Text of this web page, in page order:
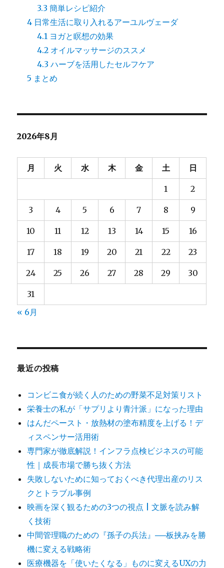
3.3 簡単レシピ紹介
4 日常生活に取り入れるアーユルヴェーダ
4.1 ヨガと瞑想の効果
4.2 オイルマッサージのススメ
4.3 ハーブを活用したセルフケア
5 まとめ
2026年8月
月 火 水 木 金 土 日
1 2
3 4 5 6 7 8 9
10 11 12 13 14 15 16
17 18 19 20 21 22 23
24 25 26 27 28 29 30
31
« 6月
最近の投稿
コンビニ食が続く人のための野菜不足対策リスト
栄養士の私が「サプリより青汁派」になった理由
はんだペースト・放熱材の塗布精度を上げる！デ
ィスペンサー活用術
専門家が徹底解説！インフラ点検ビジネスの可能
性｜成長市場で勝ち抜く方法
失敗しないために知っておくべき代理出産のリス
クとトラブル事例
映画を深く観るための3つの視点 | 文脈を読み解
く技術
中間管理職のための『孫子の兵法』──板挟みを勝
機に変える戦略術
医療機器を「使いたくなる」ものに変えるUXの力